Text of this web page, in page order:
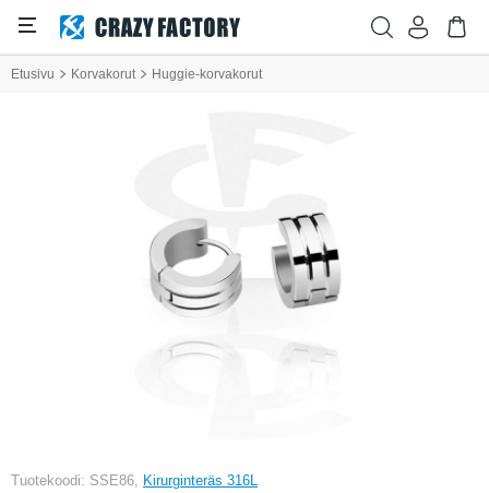
Etusivu Korvakorut Huggie-korvakorut
Tuotekoodi: SSE86, Kirurginteräs 316L